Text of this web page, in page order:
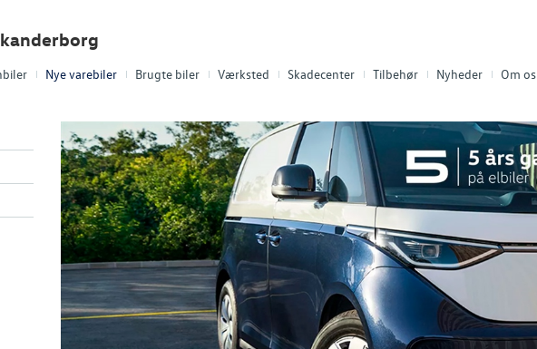
Nye varebiler Brugte biler Værksted Skadecenter Tilbehør Nyheder Om os